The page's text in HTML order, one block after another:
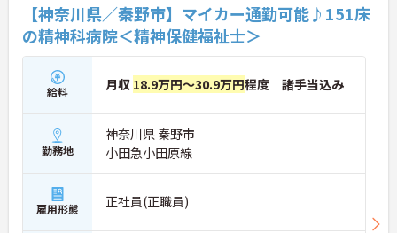
【神奈川県／秦野市】マイカー通勤可能♪151床
の精神科病院＜精神保健福祉士＞
給料 月収 18.9万円～30.9万円程度 諸手当込み
勤務地
神奈川県 秦野市
小田急小田原線
雇用形態 正社員(正職員)